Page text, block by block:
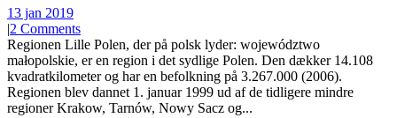
13 jan 2019
|2 Comments
Regionen Lille Polen, der på polsk lyder: województwo
małopolskie, er en region i det sydlige Polen. Den dækker 14.108
kvadratkilometer og har en befolkning på 3.267.000 (2006).
Regionen blev dannet 1. januar 1999 ud af de tidligere mindre
regioner Krakow, Tarnów, Nowy Sacz og...